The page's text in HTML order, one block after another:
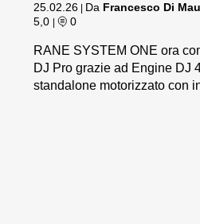
25.02.26 Da Francesco Di
5,0
| 0
RANE SYSTEM ONE ora
DJ Pro grazie ad Engine DJ
standalone motorizzato con